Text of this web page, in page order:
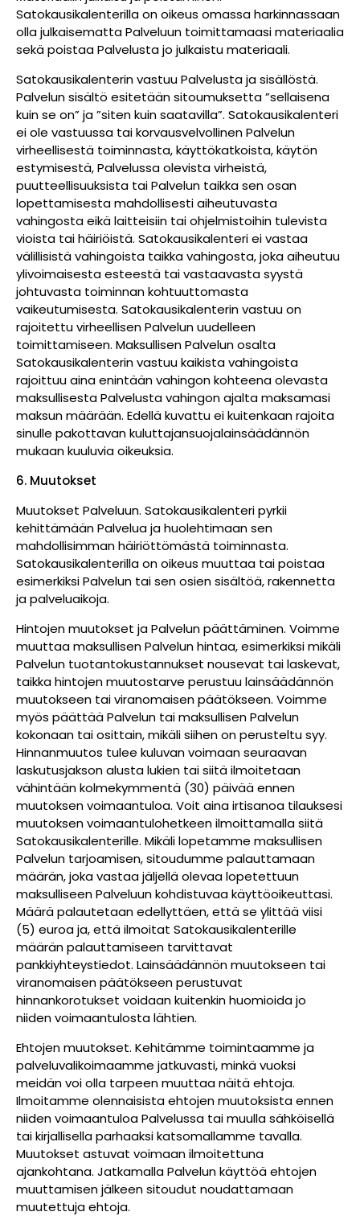
Satokausikalenterilla on oikeus omassa harkinnassaan
olla julkaisematta Palveluun toimittamaasi materiaalia
sekä poistaa Palvelusta jo julkaistu materiaali.
Satokausikalenterin vastuu Palvelusta ja sisällöstä.
Palvelun sisältö esitetään sitoumuksetta ”sellaisena
kuin se on” ja ”siten kuin saatavilla”. Satokausikalenteri
ei ole vastuussa tai korvausvelvollinen Palvelun
virheellisestä toiminnasta, käyttökatkoista, käytön
estymisestä, Palvelussa olevista virheistä,
puutteellisuuksista tai Palvelun taikka sen osan
lopettamisesta mahdollisesti aiheutuvasta
vahingosta eikä laitteisiin tai ohjelmistoihin tulevista
vioista tai häiriöistä. Satokausikalenteri ei vastaa
välillisistä vahingoista taikka vahingosta, joka aiheutuu
ylivoimaisesta esteestä tai vastaavasta syystä
johtuvasta toiminnan kohtuuttomasta
vaikeutumisesta. Satokausikalenterin vastuu on
rajoitettu virheellisen Palvelun uudelleen
toimittamiseen. Maksullisen Palvelun osalta
Satokausikalenterin vastuu kaikista vahingoista
rajoittuu aina enintään vahingon kohteena olevasta
maksullisesta Palvelusta vahingon ajalta maksamasi
maksun määrään. Edellä kuvattu ei kuitenkaan rajoita
sinulle pakottavan kuluttajansuojalainsäädännön
mukaan kuuluvia oikeuksia.
6. Muutokset
Muutokset Palveluun. Satokausikalenteri pyrkii
kehittämään Palvelua ja huolehtimaan sen
mahdollisimman häiriöttömästä toiminnasta.
Satokausikalenterilla on oikeus muuttaa tai poistaa
esimerkiksi Palvelun tai sen osien sisältöä, rakennetta
ja palveluaikoja.
Hintojen muutokset ja Palvelun päättäminen. Voimme
muuttaa maksullisen Palvelun hintaa, esimerkiksi mikäli
Palvelun tuotantokustannukset nousevat tai laskevat,
taikka hintojen muutostarve perustuu lainsäädännön
muutokseen tai viranomaisen päätökseen. Voimme
myös päättää Palvelun tai maksullisen Palvelun
kokonaan tai osittain, mikäli siihen on perusteltu syy.
Hinnanmuutos tulee kuluvan voimaan seuraavan
laskutusjakson alusta lukien tai siitä ilmoitetaan
vähintään kolmekymmentä (30) päivää ennen
muutoksen voimaantuloa. Voit aina irtisanoa tilauksesi
muutoksen voimaantulohetkeen ilmoittamalla siitä
Satokausikalenterille. Mikäli lopetamme maksullisen
Palvelun tarjoamisen, sitoudumme palauttamaan
määrän, joka vastaa jäljellä olevaa lopetettuun
maksulliseen Palveluun kohdistuvaa käyttöoikeuttasi.
Määrä palautetaan edellyttäen, että se ylittää viisi
(5) euroa ja, että ilmoitat Satokausikalenterille
määrän palauttamiseen tarvittavat
pankkiyhteystiedot. Lainsäädännön muutokseen tai
viranomaisen päätökseen perustuvat
hinnankorotukset voidaan kuitenkin huomioida jo
niiden voimaantulosta lähtien.
Ehtojen muutokset. Kehitämme toimintaamme ja
palveluvalikoimaamme jatkuvasti, minkä vuoksi
meidän voi olla tarpeen muuttaa näitä ehtoja.
Ilmoitamme olennaisista ehtojen muutoksista ennen
niiden voimaantuloa Palvelussa tai muulla sähköisellä
tai kirjallisella parhaaksi katsomallamme tavalla.
Muutokset astuvat voimaan ilmoitettuna
ajankohtana. Jatkamalla Palvelun käyttöä ehtojen
muuttamisen jälkeen sitoudut noudattamaan
muutettuja ehtoja.